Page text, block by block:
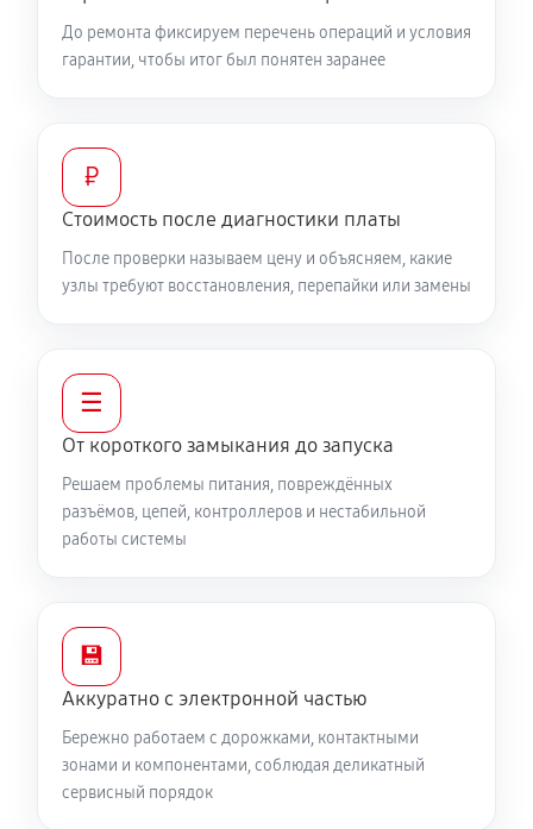
До ремонта фиксируем перечень операций и условия
гарантии, чтобы итог был понятен заранее
₽
Стоимость после диагностики платы
После проверки называем цену и объясняем, какие
узлы требуют восстановления, перепайки или замены
☰
От короткого замыкания до запуска
Решаем проблемы питания, повреждённых
разъёмов, цепей, контроллеров и нестабильной
работы системы
💾
Аккуратно с электронной частью
Бережно работаем с дорожками, контактными
зонами и компонентами, соблюдая деликатный
сервисный порядок